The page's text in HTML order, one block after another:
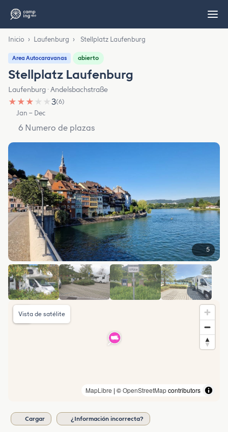
Inicio › Laufenburg › Stellplatz Laufenburg
Area Autocaravanas abierto
Stellplatz Laufenburg
Laufenburg · Andelsbachstraße
★ ★ ★ ★ ★3(6)
Jan – Dec
6 Numero de plazas
5
MapLibre | ©OpenStreetMapcontributors
Vista de satélite
Cargar ¿Información incorrecta?